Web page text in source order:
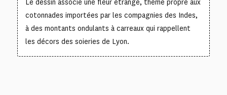
Le dessin associe une fleur étrange, thème propre aux
cotonnades importées par les compagnies des Indes,
à des montants ondulants à carreaux qui rappellent
les décors des soieries de Lyon.